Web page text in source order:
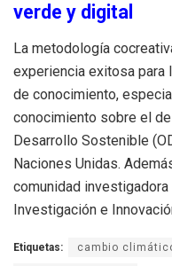
verde y digital
La metodología
experiencia exitosa para
de conocimiento,
conocimiento sobre el
Desarrollo Sostenible
Naciones Unidas.
comunidad
Investigación e
Etiquetas: cambio